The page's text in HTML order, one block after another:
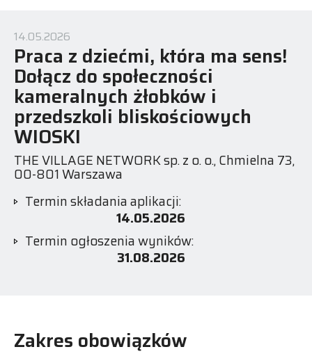
14.05.2026
Praca z dziećmi, która ma sens!
Dołącz do społeczności
kameralnych żłobków i
przedszkoli bliskościowych
WIOSKI
THE VILLAGE NETWORK sp. z o. o., Chmielna 73,
00-801 Warszawa
Termin składania aplikacji:
14.05.2026
Termin ogłoszenia wyników:
31.08.2026
Zakres obowiązków